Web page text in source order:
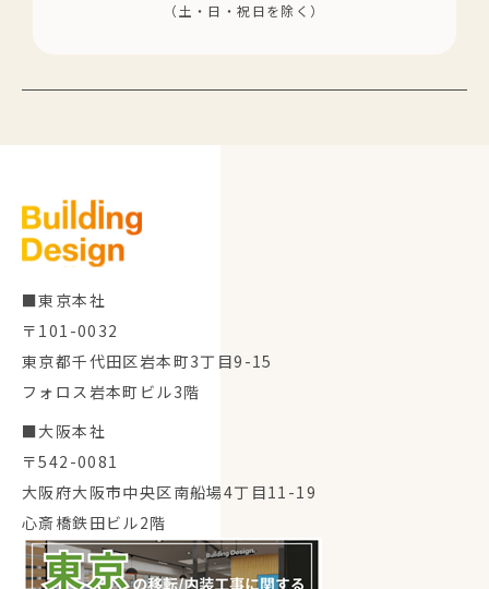
（土・日・祝日を除く）
■東京本社
〒101-0032
東京都千代田区岩本町3丁目9-15
フォロス岩本町ビル3階
■大阪本社
〒542-0081
大阪府大阪市中央区南船場4丁目11-19
心斎橋鉄田ビル2階